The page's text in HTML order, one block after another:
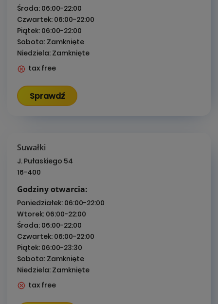
Środa: 06:00-22:00
Czwartek: 06:00-22:00
Piątek: 06:00-22:00
Sobota: Zamknięte
Niedziela: Zamknięte
tax free
Sprawdź
Suwałki
J. Pułaskiego 54
16-400
Godziny otwarcia:
Poniedziałek: 06:00-22:00
Wtorek: 06:00-22:00
Środa: 06:00-22:00
Czwartek: 06:00-22:00
Piątek: 06:00-23:30
Sobota: Zamknięte
Niedziela: Zamknięte
tax free